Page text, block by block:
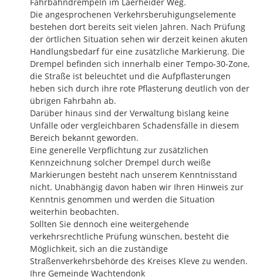
Die angesprochenen Verkehrsberuhigungselemente
bestehen dort bereits seit vielen Jahren. Nach Prüfung
der örtlichen Situation sehen wir derzeit keinen akuten
Handlungsbedarf für eine zusätzliche Markierung. Die
Drempel befinden sich innerhalb einer Tempo-30-Zone,
die Straße ist beleuchtet und die Aufpflasterungen
heben sich durch ihre rote Pflasterung deutlich von der
übrigen Fahrbahn ab.
Darüber hinaus sind der Verwaltung bislang keine
Unfälle oder vergleichbaren Schadensfälle in diesem
Bereich bekannt geworden.
Eine generelle Verpflichtung zur zusätzlichen
Kennzeichnung solcher Drempel durch weiße
Markierungen besteht nach unserem Kenntnisstand
nicht. Unabhängig davon haben wir Ihren Hinweis zur
Kenntnis genommen und werden die Situation
weiterhin beobachten.
Sollten Sie dennoch eine weitergehende
verkehrsrechtliche Prüfung wünschen, besteht die
Möglichkeit, sich an die zuständige
Straßenverkehrsbehörde des Kreises Kleve zu wenden.
Ihre Gemeinde Wachtendonk